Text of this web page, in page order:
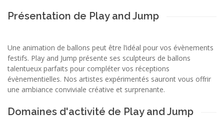
Présentation de Play and Jump
Une animation de ballons peut être l’idéal pour vos évènements
festifs. Play and Jump présente ses sculpteurs de ballons
talentueux parfaits pour compléter vos réceptions
évènementielles. Nos artistes expérimentés sauront vous offrir
une ambiance conviviale créative et surprenante.
Domaines d'activité de Play and Jump